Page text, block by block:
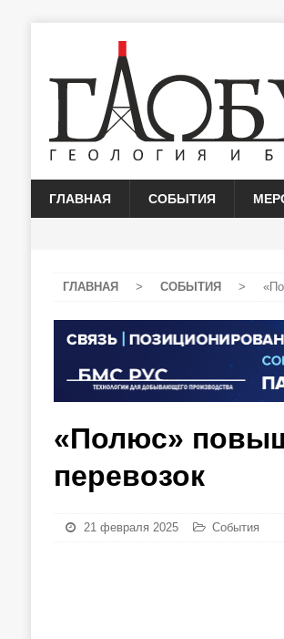
ГЛАВНАЯ СОБЫТИЯ
ГЛАВНАЯ > СОБЫТИЯ >
«Полюс»
перевозок
21 февраля 2025 События